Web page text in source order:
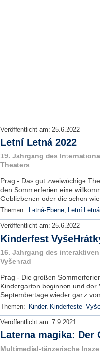
Veröffentlicht am: 25.6.2022
Letní Letná 2022
19. Jahrgang des
Theaters
Prag - Das gut zweiwöchige
den Sommerferien eine
Gebliebenen oder die schon
Themen: Letná-Ebene, Letní Letná
Veröffentlicht am: 25.6.2022
Kinderfest
16. Jahrgang des
Vyšehrad
Prag - Die großen
Kindergarten beginnen und der
Septembertage wieder ganz
Themen: Kinder, Kinderfeste,
Veröffentlicht am: 7.9.2021
Laterna magika: Der
Multimedial-tänzerische